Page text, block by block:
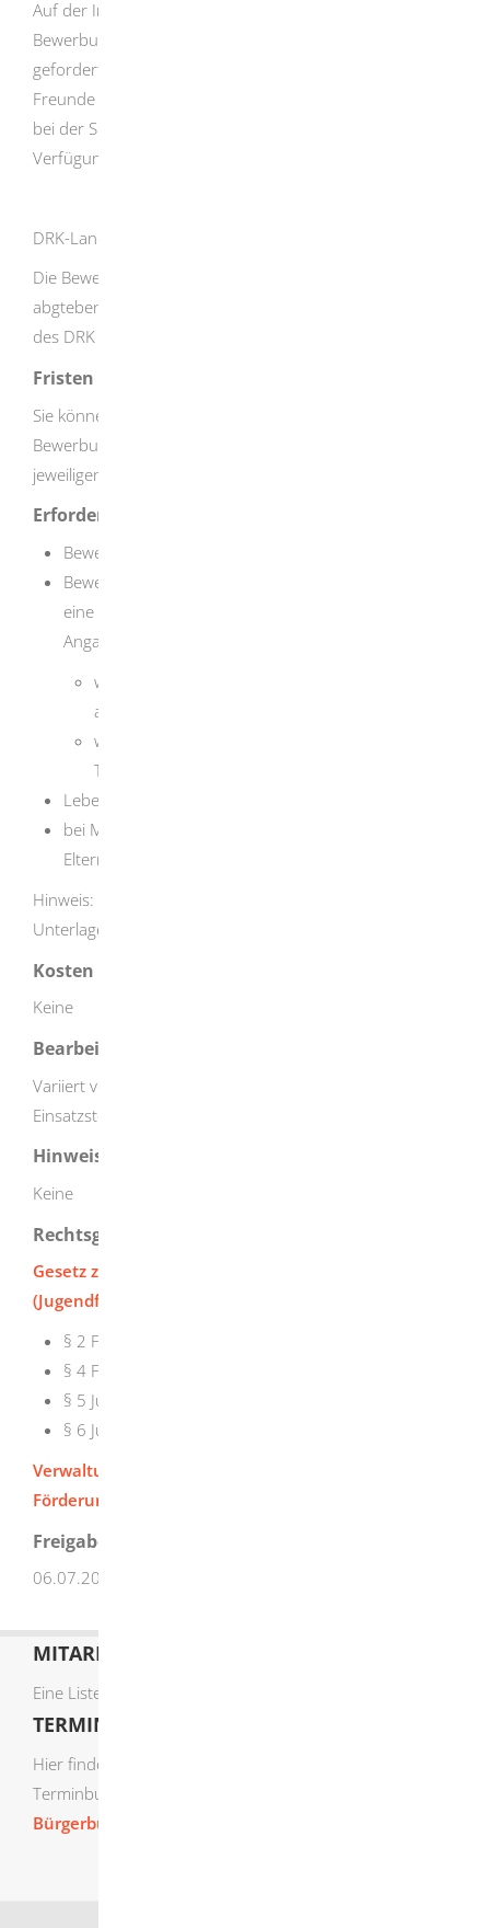
Auf der Internetseite des Trägers finden Sie den Online-
Bewerbungsbogen, den Sie zusammen mit den
geforderten Unterlagen an den Träger schicken. Die
Freunde der Erziehungskunst Rudolf Steiners e.V. stehen
bei der Suche nach einer passenden Stelle zur
Verfügung. Nach der Hospitation kann das FÖJ losgehen.
DRK-Landesverband Badisches Rotes Kreuz e.V.
Die Bewerbung können Sie online über ein Formular
abgteben. Das weitere Verfahren wird auf der Homepage
des DRK beschrieben.
Fristen
Sie können sich laufend bewerben. Die aktuellen
Bewerbungsfristen finden Sie auf den Internetseiten der
jeweiligen Träger.
Erforderliche Unterlagen
Bewerbungsbogen
Bewerbungsschreiben, aus dem Ihre Motivation für
eine Teilnahme an einem FÖJ hervorgeht, mit
Angaben darüber,
warum Ihre Entscheidung gerade auf die
angegebene Einrichtung gefallen ist und
welche Vorstellungen Sie von Ihrer künftigen
Tätigkeit haben
Lebenslauf
bei Minderjährigkeit: Zustimmungserklärung der
Eltern (mit Unterschrift)
Hinweis: Die Trägerorganisationen können weitere
Unterlagen anfordern.
Kosten
Keine
Bearbeitungsdauer
Variiert von Träger zu Träger beziehungsweise
Einsatzstelle zu Einsatzstelle
Hinweise
Keine
Rechtsgrundlage
Gesetz zur Förderung von Jugendfreiwilligendiensten
(Jugendfreiwilligendienstegesetz- JFDG)
§ 2 Freiwillige
§ 4 Freiwilliges ökologisches Jahr
§ 5 Jugendfreiwilligendienste im Inland
§ 6 Jugendfreiwilligendienst im Ausland
Verwaltungsvorschrift des Umweltministeriums zur
Förderung des Freiwilligen Ökologischen Jahres
Freigabevermerk
06.07.2026 Umweltministerium Baden-Württemberg
MITARBEITERLISTE
Eine Liste der Mitarbeiter von A-Z finden Sie
TERMIN ONLINE BUCHEN
Hier finden Sie die verfügbaren Sachgebiete zur Online-
Terminbuchung:
Bürgerbüro Termine online buchen